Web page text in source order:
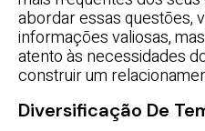
abordar essas questões,
informações valiosas,
atento às necessidades
construir um
Diversificação De